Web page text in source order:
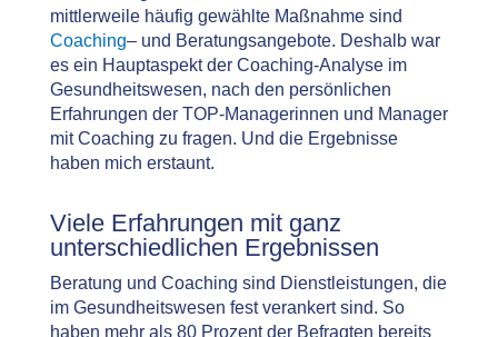
mittlerweile häufig gewählte Maßnahme sind
Coaching– und Beratungsangebote. Deshalb war
es ein Hauptaspekt der Coaching-Analyse im
Gesundheitswesen, nach den persönlichen
Erfahrungen der TOP-Managerinnen und Manager
mit Coaching zu fragen. Und die Ergebnisse
haben mich erstaunt.
Viele Erfahrungen mit ganz
unterschiedlichen Ergebnissen
Beratung und Coaching sind Dienstleistungen, die
im Gesundheitswesen fest verankert sind. So
haben mehr als 80 Prozent der Befragten bereits